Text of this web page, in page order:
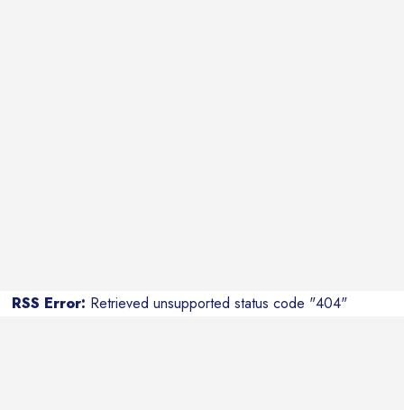
RSS Error: Retrieved unsupported status code "404"